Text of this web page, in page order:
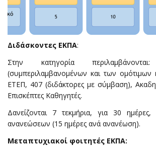
Διδάσκοντες ΕΚΠΑ:
Στην κατηγορία
(συμπεριλαμβανομένων και των ομότιμων
ΕΤΕΠ, 407 (διδάκτορες με σύμβαση),
Επισκέπτες Καθηγητές.
Δανείζονται 7 τεκμήρια, για 30
ανανεώσεων (15 ημέρες ανά ανανέωση).
Μεταπτυχιακοί φοιτητές ΕΚΠΑ: